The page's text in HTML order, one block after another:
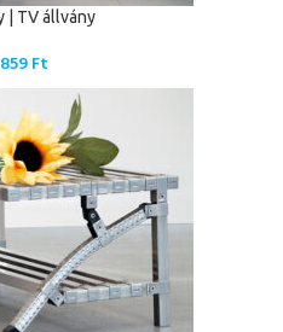
| TV állvány
Ft